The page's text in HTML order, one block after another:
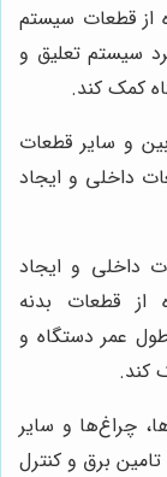
از قطعات سیستم
سیستم تعلیق و
کمک کند.
و سایر قطعات
داخلی و ایجاد
داخلی و ایجاد
از قطعات بدنه
عمر دستگاه و
کند.
چراغ‌ها و سایر
برق و کنترل